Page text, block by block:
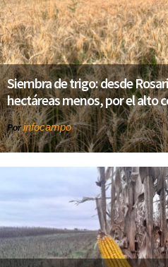
Siembra de trigo: desde
hectáreas menos, por el alto
Porinfocampo